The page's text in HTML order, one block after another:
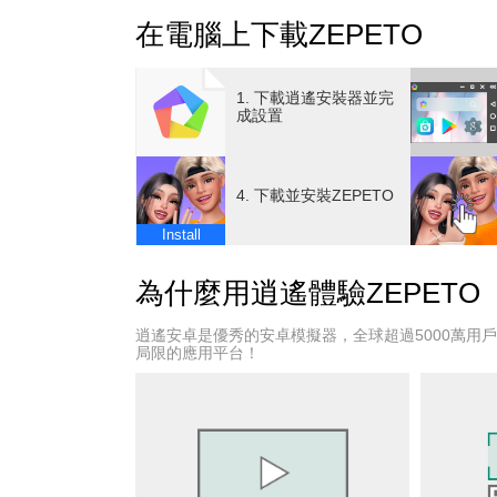
[世界]
和朋友一起享受情境劇、派對、聊天吧。
[社群]
不論何時何地都與你同在的人偶社群。
透過動態、聊天、直播等和所有人互動。
[人偶]
隨心所欲裝扮，穿上自己喜歡的衣服吧。
[設計師]
在ZEPETO開始虛擬主播之旅！
在電腦上下載ZEPETO
1. 下載逍遙安裝器並完
成設置
Install
4. 下載並安裝ZEPETO
為什麼用逍遙體驗ZEPETO
逍遙安卓是優秀的安卓模擬器，全球超過5000萬用
局限的應用平台！